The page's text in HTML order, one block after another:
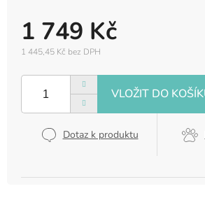
1 749 Kč
1 445,45 Kč bez DPH
cena:
Dotaz k produktu